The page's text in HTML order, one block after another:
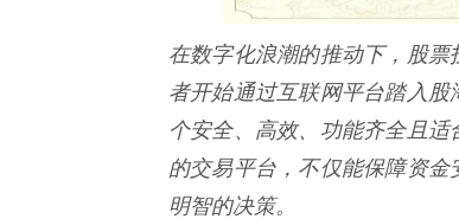
在数字化浪潮的推动下，股
者开始通过互联网平台踏入
个安全、高效、功能齐全且
的交易平台，不仅能保障资
明智的决策。